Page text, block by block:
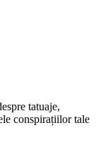
tatuaje,
conspirațiilor tale